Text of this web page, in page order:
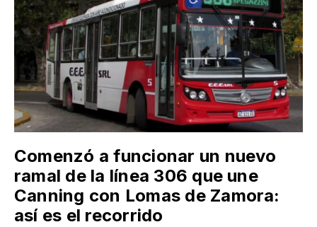
Comenzó a funcionar un nuevo
ramal de la línea 306 que une
Canning con Lomas de Zamora:
así es el recorrido